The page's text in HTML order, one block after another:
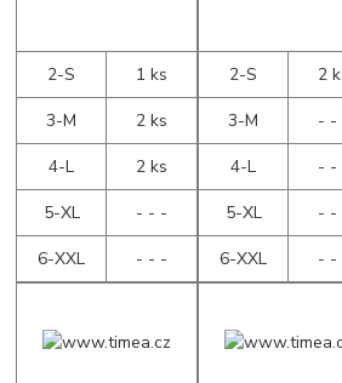
2-S
1 ks
3-M
2 ks
4-L
2 ks
5-XL
- - -
6-XXL
- - -
2-S
2
3-M
- -
4-L
- -
5-XL
- -
6-XXL
- -